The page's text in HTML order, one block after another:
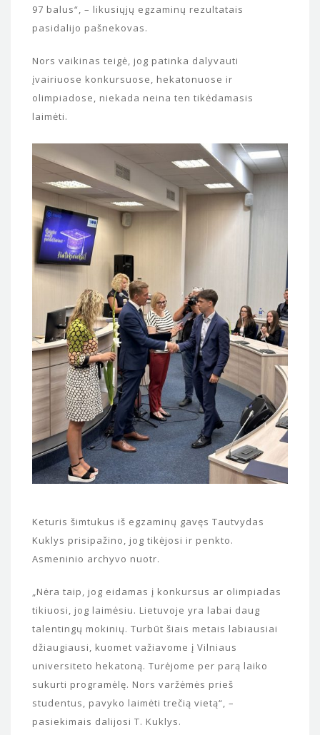
97 balus“, – likusiųjų egzaminų rezultatais
pasidalijo pašnekovas.
Nors vaikinas teigė, jog patinka dalyvauti
įvairiuose konkursuose, hekatonuose ir
olimpiadose, niekada neina ten tikėdamasis
laimėti.
Keturis šimtukus iš egzaminų gavęs Tautvydas
Kuklys prisipažino, jog tikėjosi ir penkto.
Asmeninio archyvo nuotr.
„Nėra taip, jog eidamas į konkursus ar olimpiadas
tikiuosi, jog laimėsiu. Lietuvoje yra labai daug
talentingų mokinių. Turbūt šiais metais labiausiai
džiaugiausi, kuomet važiavome į Vilniaus
universiteto hekatoną. Turėjome per parą laiko
sukurti programėlę. Nors varžėmės prieš
studentus, pavyko laimėti trečią vietą“, –
pasiekimais dalijosi T. Kuklys.